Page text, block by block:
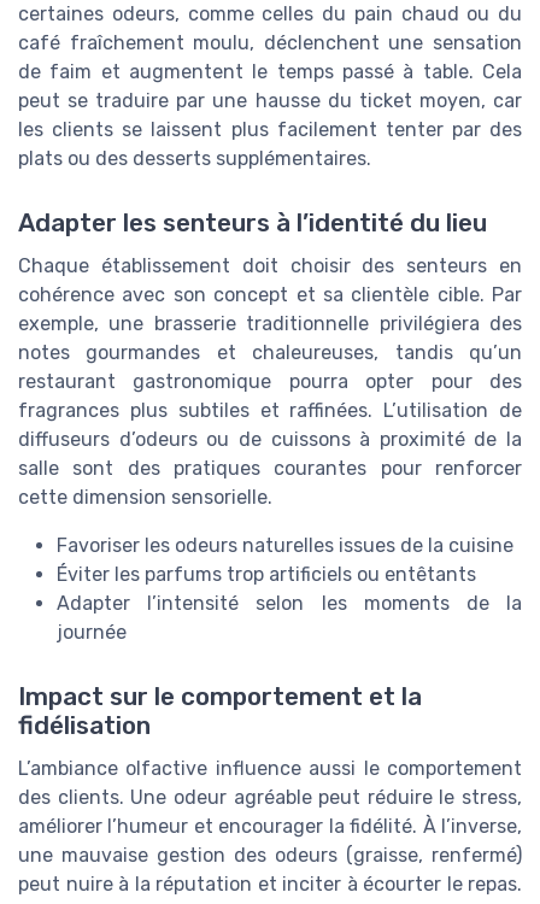
certaines odeurs, comme celles du pain chaud ou du
café fraîchement moulu, déclenchent une sensation
de faim et augmentent le temps passé à table. Cela
peut se traduire par une hausse du ticket moyen, car
les clients se laissent plus facilement tenter par des
plats ou des desserts supplémentaires.
Adapter les senteurs à l’identité du lieu
Chaque établissement doit choisir des senteurs en
cohérence avec son concept et sa clientèle cible. Par
exemple, une brasserie traditionnelle privilégiera des
notes gourmandes et chaleureuses, tandis qu’un
restaurant gastronomique pourra opter pour des
fragrances plus subtiles et raffinées. L’utilisation de
diffuseurs d’odeurs ou de cuissons à proximité de la
salle sont des pratiques courantes pour renforcer
cette dimension sensorielle.
Favoriser les odeurs naturelles issues de la cuisine
Éviter les parfums trop artificiels ou entêtants
Adapter l’intensité selon les moments de la
journée
Impact sur le comportement et la
fidélisation
L’ambiance olfactive influence aussi le comportement
des clients. Une odeur agréable peut réduire le stress,
améliorer l’humeur et encourager la fidélité. À l’inverse,
une mauvaise gestion des odeurs (graisse, renfermé)
peut nuire à la réputation et inciter à écourter le repas.